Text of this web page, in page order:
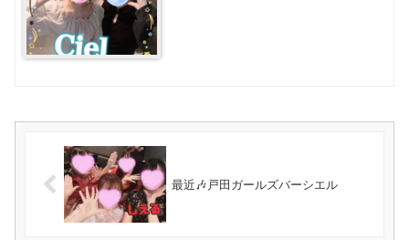
最近🎶戸田ガールズバーシエル